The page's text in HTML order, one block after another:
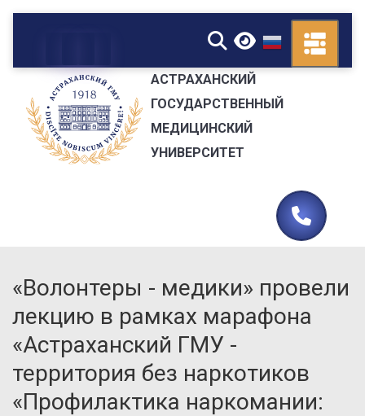
▼
АСТРАХАНСКИЙ
ГОСУДАРСТВЕННЫЙ
МЕДИЦИНСКИЙ
УНИВЕРСИТЕТ
«Волонтеры - медики» провели
лекцию в рамках марафона
«Астраханский ГМУ -
территория без наркотиков
«Профилактика наркомании: